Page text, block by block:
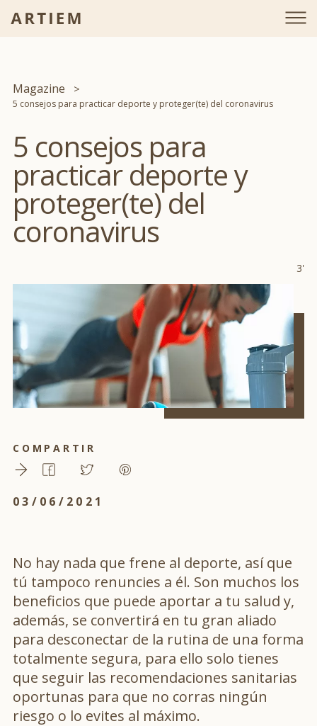
Magazine
5 consejos para practicar deporte y proteger(te) del coronavirus
5 consejos para
practicar deporte y
proteger(te) del
coronavirus
COMPARTIR
03/06/2021
3'
No hay nada que frene al deporte, así que
tú tampoco renuncies a él. Son muchos los
beneficios que puede aportar a tu salud y,
además, se convertirá en tu gran aliado
para desconectar de la rutina de una forma
totalmente segura, para ello solo tienes
que seguir las recomendaciones sanitarias
oportunas para que no corras ningún
riesgo o lo evites al máximo.